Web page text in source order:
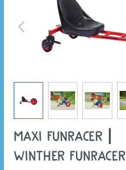
Maxi FunRacer |
Winther FunRacer